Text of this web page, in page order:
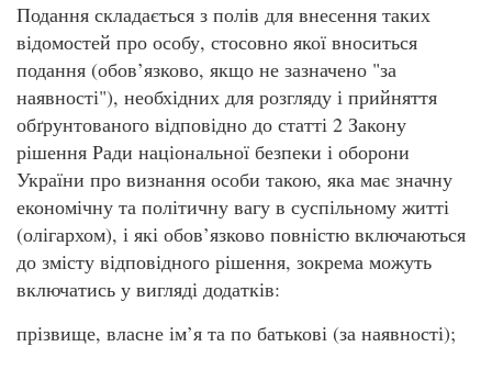
Подання складається з полів для внесення таких
відомостей про особу, стосовно якої вноситься
подання (обов’язково, якщо не зазначено "за
наявності"), необхідних для розгляду і прийняття
обґрунтованого відповідно до статті 2 Закону
рішення Ради національної безпеки і оборони
України про визнання особи такою, яка має значну
економічну та політичну вагу в суспільному житті
(олігархом), і які обов’язково повністю включаються
до змісту відповідного рішення, зокрема можуть
включатись у вигляді додатків:
прізвище, власне ім’я та по батькові (за наявності);